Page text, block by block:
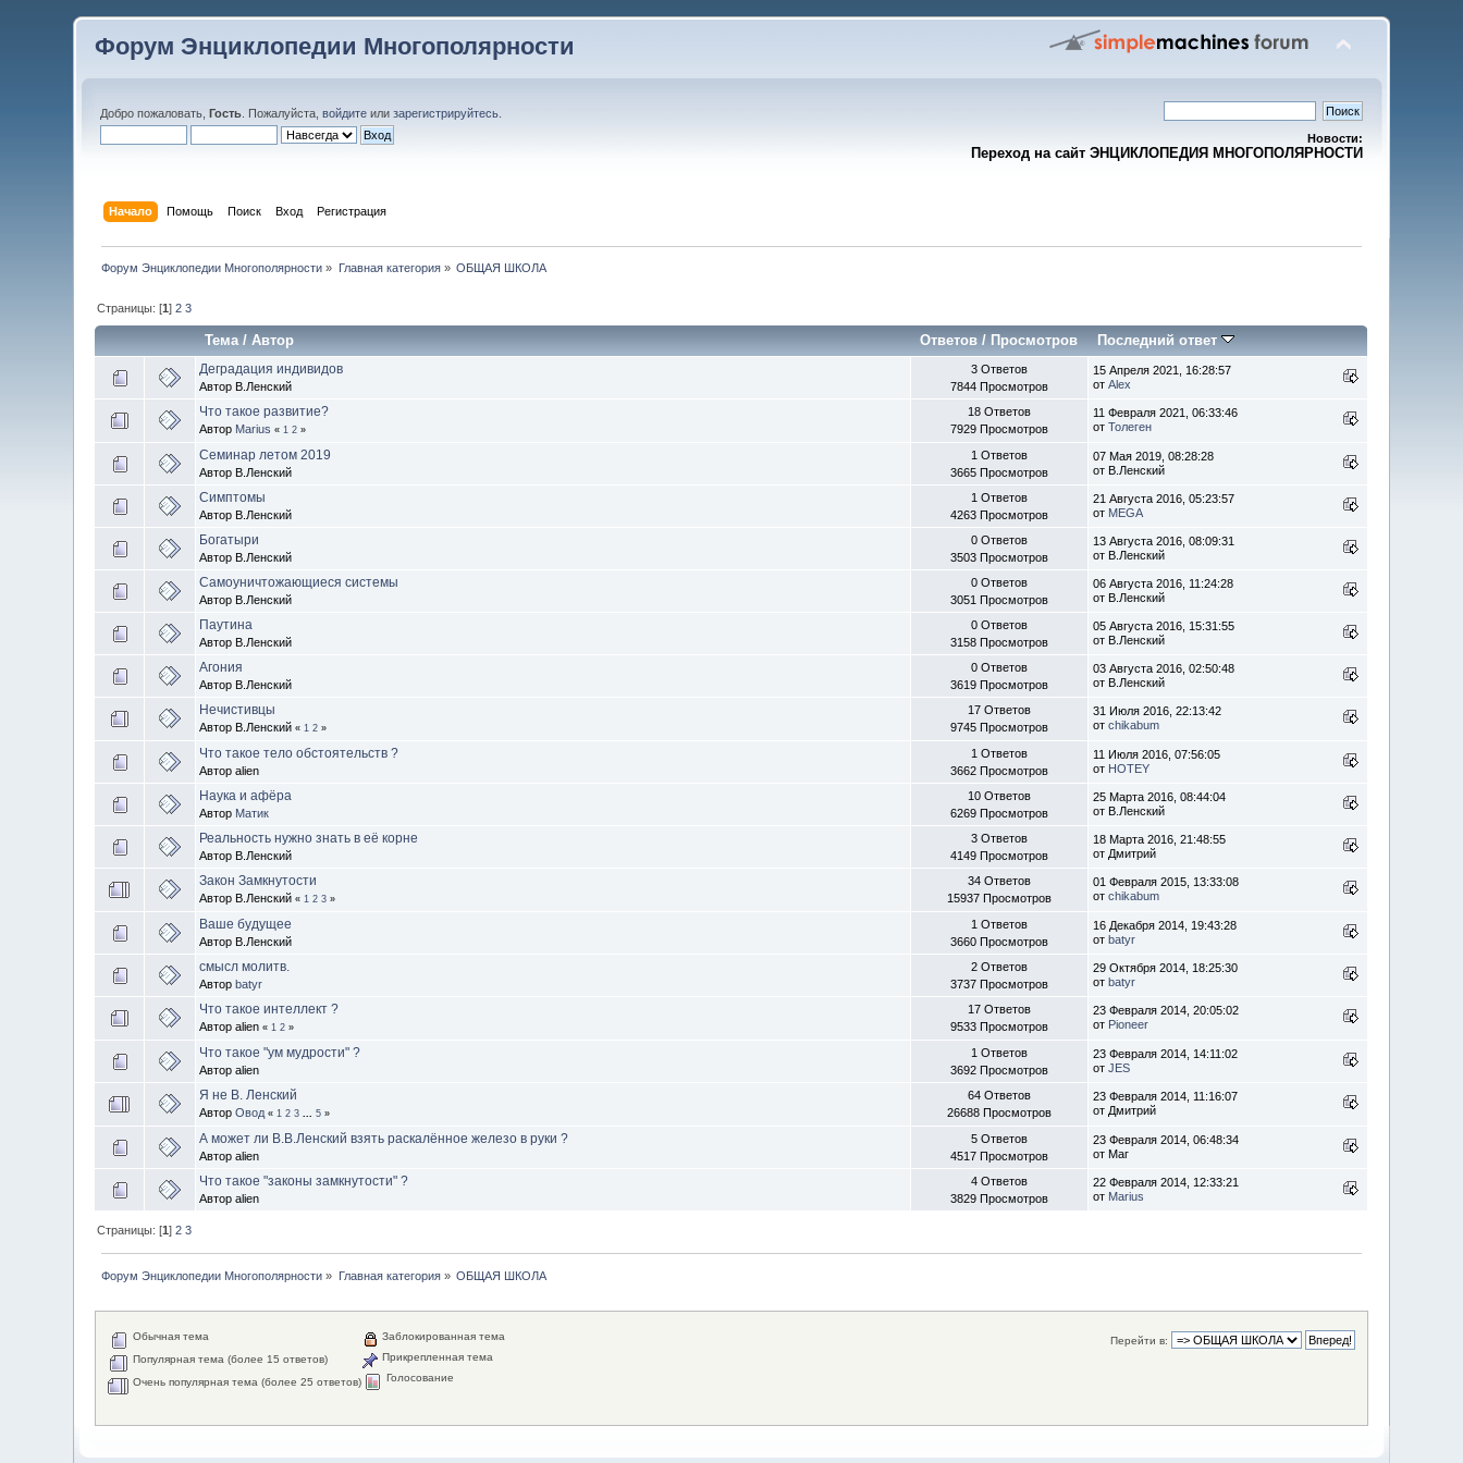
Форум Энциклопедии Многополярности
Добро пожаловать,Гость . Пожалуйста,войдите илизарегистрируйтесь
Новости:
Переход на сайт ЭНЦИКЛОПЕДИЯ МНОГОПОЛЯРНОСТИ
Начало Помощь Поиск Вход Регистрация
Форум Энциклопедии Многополярности » Главная категория» ОБЩАЯ ШКОЛА
Страницы: [1]2 3
Тема/Автор Ответов /Просмотров Последний ответ
Деградация индивидов
Автор В.Ленский
3 Ответов
7844 Просмотров
15 Апреля 2021, 16:28:57
отAlex
Что такое развитие?
Автор Marius « 1 2 »
18 Ответов
7929 Просмотров
11 Февраля 2021, 06:33:46
отТолеген
Семинар летом 2019
Автор В.Ленский
1 Ответов
3665 Просмотров
07 Мая 2019, 08:28:28
от В.Ленский
Симптомы
Автор В.Ленский
1 Ответов
4263 Просмотров
21 Августа 2016, 05:23:57
от MEGA
Богатыри
Автор В.Ленский
0 Ответов
3503 Просмотров
13 Августа 2016, 08:09:31
от В.Ленский
Самоуничтожающиеся системы
Автор В.Ленский
0 Ответов
3051 Просмотров
06 Августа 2016, 11:24:28
от В.Ленский
Паутина
Автор В.Ленский
0 Ответов
3158 Просмотров
05 Августа 2016, 15:31:55
от В.Ленский
Агония
Автор В.Ленский
0 Ответов
3619 Просмотров
03 Августа 2016, 02:50:48
от В.Ленский
Нечистивцы
Автор В.Ленский« 1 2 »
17 Ответов
9745 Просмотров
31 Июля 2016, 22:13:42
отchikabum
Что такое тело обстоятельств ?
Автор alien
1 Ответов
3662 Просмотров
11 Июля 2016, 07:56:05
от HOTEY
Наука и афёра
Автор Матик
10 Ответов
6269 Просмотров
25 Марта 2016, 08:44:04
от В.Ленский
Реальность нужно знать в её корне
Автор В.Ленский
3 Ответов
4149 Просмотров
18 Марта 2016, 21:48:55
от Дмитрий
Закон Замкнутости
Автор В.Ленский« 1 2 3 »
34 Ответов
15937 Просмотров
01 Февраля 2015, 13:33:08
отchikabum
Ваше будущее
Автор В.Ленский
1 Ответов
3660 Просмотров
16 Декабря 2014, 19:43:28
отbatyr
смысл молитв.
Авторbatyr
2 Ответов
3737 Просмотров
29 Октября 2014, 18:25:30
отbatyr
Что такое интеллект ?
Автор alien« 1 2 »
17 Ответов
9533 Просмотров
23 Февраля 2014, 20:05:02
от Pioneer
Что такое "ум мудрости" ?
Автор alien
1 Ответов
3692 Просмотров
23 Февраля 2014, 14:11:02
отJES
Я не В. Ленский
АвторОвод « 1 2 3 ...5 »
64 Ответов
26688 Просмотров
23 Февраля 2014, 11:16:07
от Дмитрий
А может ли В.В.Ленский взять раскалённое железо в руки ?
Автор alien
5 Ответов
4517 Просмотров
23 Февраля 2014, 06:48:34
от Маг
Что такое "законы замкнутости" ?
Автор alien
4 Ответов
3829 Просмотров
22 Февраля 2014, 12:33:21
от Marius
Страницы: [1]2 3
Форум Энциклопедии Многополярности » Главная категория» ОБЩАЯ ШКОЛА
Перейти в:
Обычная тема
Популярная тема (более 15 ответов)
Очень популярная тема (более 25 ответов)
Заблокированная тема
Прикрепленная тема
Голосование